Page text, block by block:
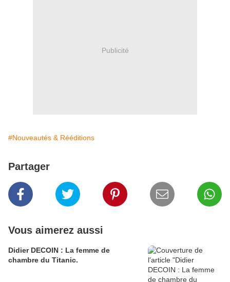
Publicité
#Nouveautés & Rééditions
Partager
Vous aimerez aussi
Didier DECOIN : La femme de
chambre du Titanic.